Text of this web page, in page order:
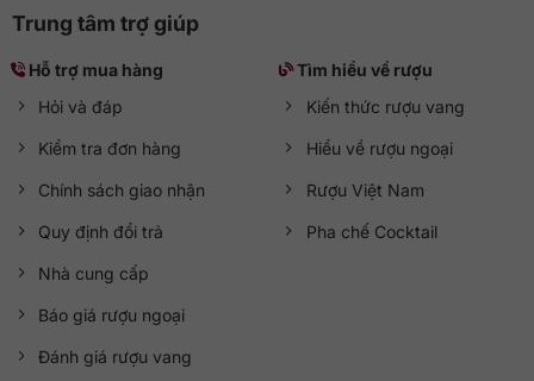
Trung tâm trợ giúp
Hỗ trợ mua hàng
Hỏi và đáp
Kiểm tra đơn hàng
Chính sách giao nhận
Quy định đổi trả
Nhà cung cấp
Báo giá rượu ngoại
Đánh giá rượu vang
Tìm hiểu về rượu
Kiến thức rượu vang
Hiểu về rượu ngoại
Rượu Việt Nam
Pha chế Cocktail